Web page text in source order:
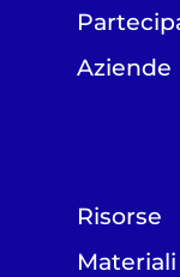
Aziende
Risorse